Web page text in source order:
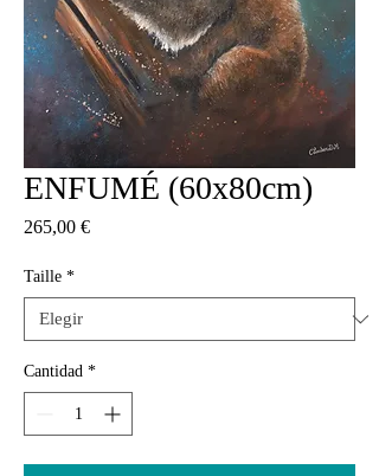
ENFUMÉ (60x80cm)
265,00 €Precio
Taille *
Cantidad *